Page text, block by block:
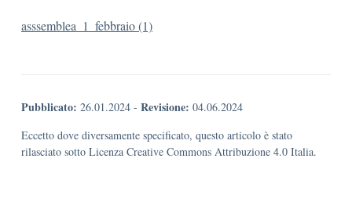
asssemblea_1_febbraio (1)
Pubblicato: 26.01.2024 - Revisione: 04.06.2024
Eccetto dove diversamente specificato, questo articolo è stato
rilasciato sotto Licenza Creative Commons Attribuzione 4.0 Italia.